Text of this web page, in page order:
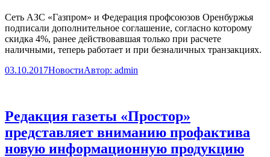
Сеть АЗС «Газпром» и Федерация профсоюзов Оренбуржья
подписали дополнительное соглашение, согласно которому
скидка 4%, ранее действовавшая только при расчете
наличными, теперь работает и при безналичных транзакциях.
03.10.2017НовостиАвтор: admin
Редакция газеты «Простор»
представляет вниманию профактива
новую информационную продукцию